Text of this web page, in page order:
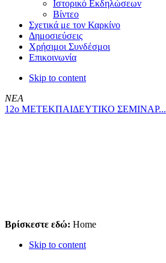
Ιστορικό Εκδηλώσεων
Βίντεο
Σχετικά με τον Καρκίνο
Δημοσιεύσεις
Χρήσιμοι Συνδέσμοι
Επικοινωνία
Skip to content
ΝΕΑ
12ο ΜΕΤΕΚΠΑΙΔΕΥΤΙΚΟ ΣΕΜΙΝΑΡ...
Βρίσκεστε εδώ: Home
Skip to content